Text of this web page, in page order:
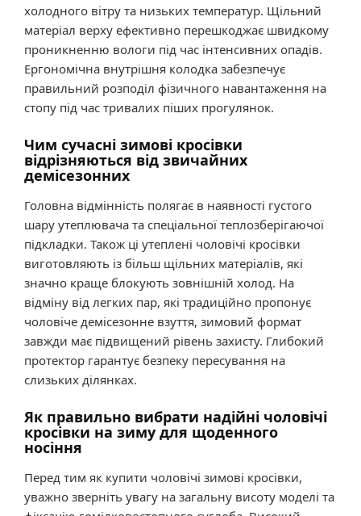
холодного вітру та низьких температур. Щільний
матеріал верху ефективно перешкоджає швидкому
проникненню вологи під час інтенсивних опадів.
Ергономічна внутрішня колодка забезпечує
правильний розподіл фізичного навантаження на
стопу під час тривалих піших прогулянок.
Чим сучасні зимові кросівки
відрізняються від звичайних
демісезонних
Головна відмінність полягає в наявності густого
шару утеплювача та спеціальної теплозберігаючої
підкладки. Також ці утеплені чоловічі кросівки
виготовляють із більш щільних матеріалів, які
значно краще блокують зовнішній холод. На
відміну від легких пар, які традиційно пропонує
чоловіче демісезонне взуття, зимовий формат
завжди має підвищений рівень захисту. Глибокий
протектор гарантує безпеку пересування на
слизьких ділянках.
Як правильно вибрати надійні чоловічі
кросівки на зиму для щоденного
носіння
Перед тим як купити чоловічі зимові кросівки,
уважно зверніть увагу на загальну висоту моделі та